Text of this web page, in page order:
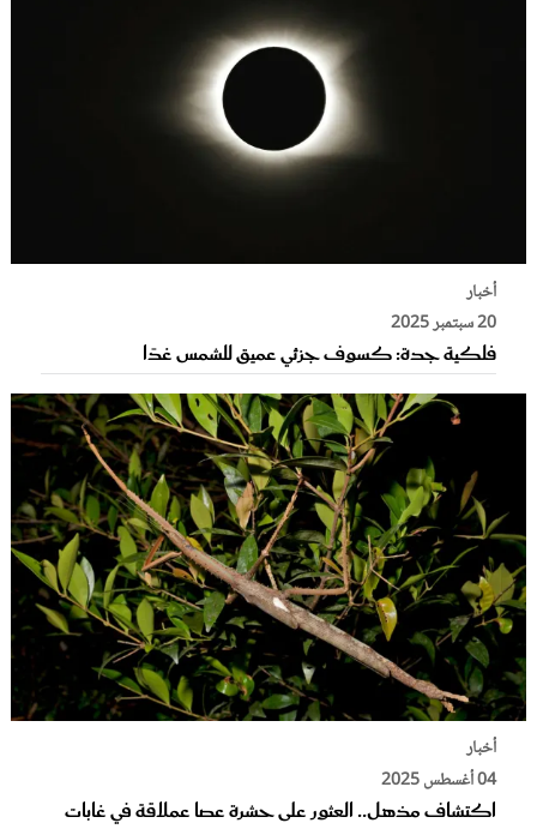
أخبار
20 سبتمبر 2025
فلكية جدة: كسوف جزئي عميق للشمس غدًا
أخبار
04 أغسطس 2025
اكتشاف مذهل.. العثور على حشرة عصا عملاقة في غابات